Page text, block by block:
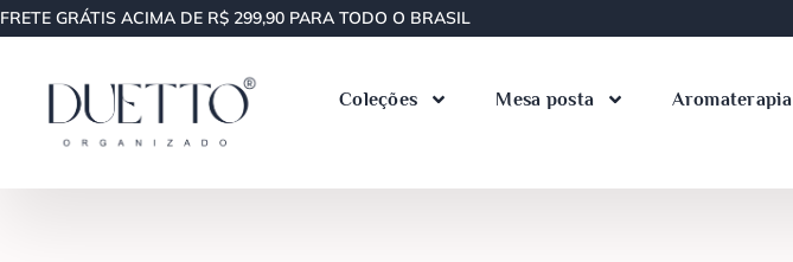
FRETE GRÁTIS ACIMA DE R$ 299,90 PARA TODO O BRASIL
Coleções Mesa posta Aromaterapia